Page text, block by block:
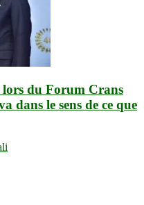
du Forum Crans
dans le sens de ce que